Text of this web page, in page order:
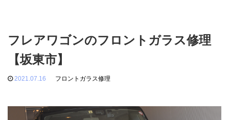
フレアワゴンのフロントガラス修理
【坂東市】
2021.07.16 フロントガラス修理